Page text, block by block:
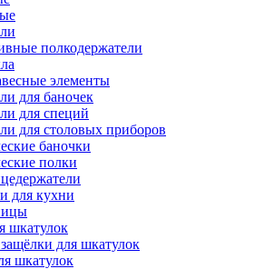
полкодержатели
элементы
для баночек
для специй
для столовых приборов
баночки
полки
для кухни
шкатулок
для шкатулок
шкатулок